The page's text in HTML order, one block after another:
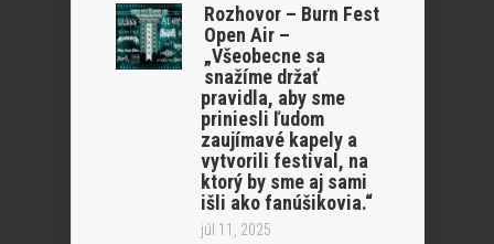
Rozhovor – Burn Fest
Open Air –
„Všeobecne sa
snažíme držať
pravidla, aby sme
priniesli ľudom
zaujímavé kapely a
vytvorili festival, na
ktorý by sme aj sami
išli ako fanúšikovia.“
júl 11, 2025